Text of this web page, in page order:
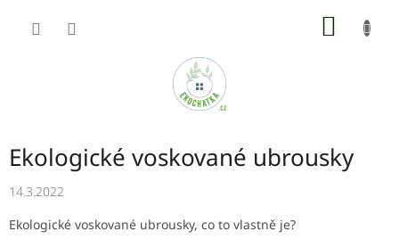
Ekologické voskované ubrousky
14.3.2022
Ekologické voskované ubrousky, co to vlastně je?